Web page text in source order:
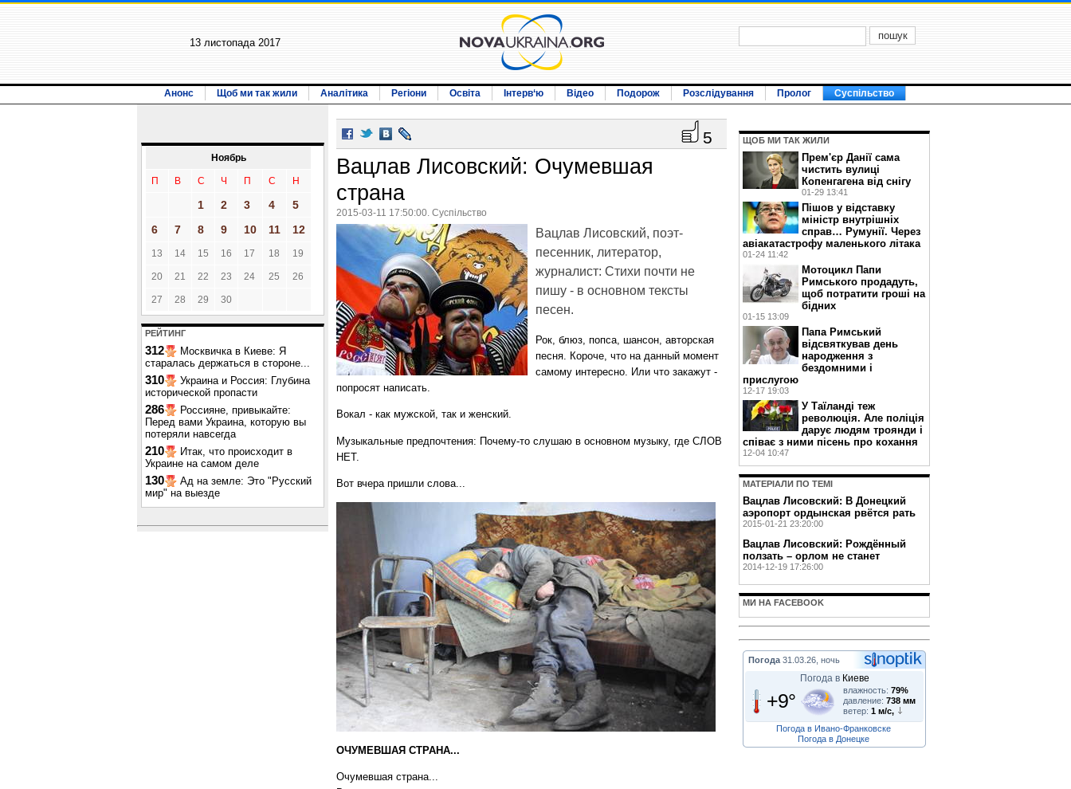
13 листопада 2017
Анонс Щоб ми так жили Аналітика Регіони Освіта Інтерв‘ю Відео Подорож Розслідування Пролог Суспільство
Ноябрь
П В С Ч П С Н
1 2 3 4
5
6
7 8 9 10 11 12
13 14 15 16 17 18 19
20 21 22 23 24 25 26
27 28 29 30
РЕЙТИНГ
312
Москвичка в Киеве: Я
старалась держаться в стороне...
310
Украина и Россия: Глубина
исторической пропасти
286
Россияне, привыкайте:
Перед вами Украина, которую вы
потеряли навсегда
210
Итак, что происходит в
Украине на самом деле
130
Ад на земле: Это "Русский
мир" на выезде
5
Вацлав Лисовский: Очумевшая
страна
2015-03-11 17:50:00. Суспільство
Вацлав Лисовский, поэт-
песенник, литератор,
журналист: Стихи почти не
пишу - в основном тексты
песен.
Рок, блюз, попса, шансон, авторская
песня. Короче, что на данный момент
самому интересно. Или что закажут -
попросят написать.
Вокал - как мужской, так и женский.
Музыкальные предпочтения: Почему-то слушаю в основном музыку, где СЛОВ
НЕТ.
Вот вчера пришли слова...
ОЧУМЕВШАЯ СТРАНА...
Очумевшая страна...
ЩОБ МИ ТАК ЖИЛИ
Прем'єр Данії сама
чистить вулиці
Копенгагена від снігу
01-29 13:41
Пішов у відставку
міністр внутрішніх
справ… Румунії. Через
авіакатастрофу маленького літака
01-24 11:42
Мотоцикл Папи
Римського продадуть,
щоб потратити гроші на
бідних
01-15 13:09
Папа Римський
відсвяткував день
народження з
бездомними і
прислугою
12-17 19:03
У Таїланді теж
революція. Але поліція
дарує людям троянди і
співає з ними пісень про кохання
12-04 10:47
МАТЕРIАЛИ ПО ТЕМI
Вацлав Лисовский: В Донецкий
аэропорт ордынская рвётся рать
2015-01-21 23:20:00
Вацлав Лисовский: Рождённый
ползать – орлом не станет
2014-12-19 17:26:00
МИ НА FACEBOOK
Погода 31.03.26, ночь
Погода в Киеве
+9° влажность: 79%
давление: 738 мм
ветер: 1 м/с,
Погода в Ивано-Франковске
Погода в Донецке